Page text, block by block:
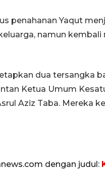
penahanan Yaqut
namun kembali
dua tersangka
Ketua Umum
Aziz Taba. Mereka
dengan judul: